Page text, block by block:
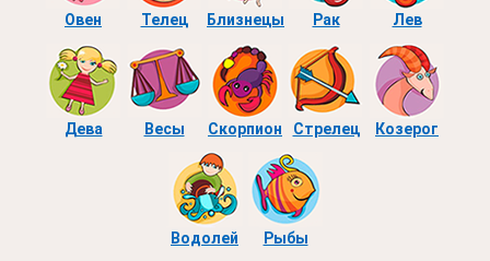
Овен Телец Близнецы Рак Лев
Дева Весы Скорпион Стрелец Козерог
Водолей Рыбы